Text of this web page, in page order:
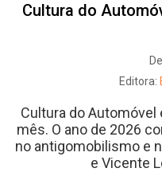
Cultura do
De
Editora:
Cultura do
mês. O ano de 2026
no antigomobilismo e
e Vicente